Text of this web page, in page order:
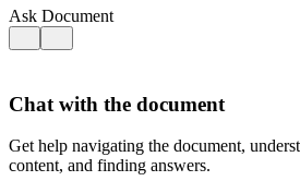
Ask Document
Chat with the document
Get help navigating the document,
content, and finding answers.